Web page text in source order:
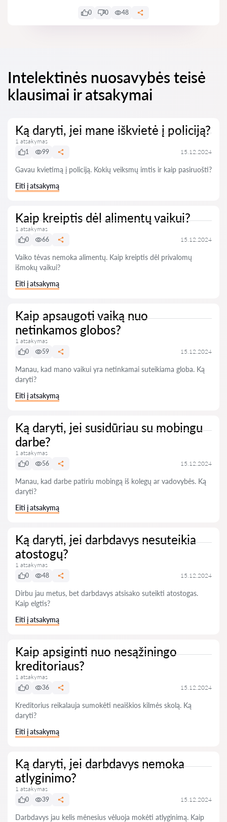
0 0 48
Intelektinės nuosavybės teisė
klausimai ir atsakymai
Ką daryti, jei mane iškvietė į policiją?
1 atsakymas
1
99 15.12.2024
Gavau kvietimą į policiją. Kokių veiksmų imtis ir kaip pasiruošti?
Eiti į atsakymą
Kaip kreiptis dėl alimentų vaikui?
1 atsakymas
0
66 15.12.2024
Vaiko tėvas nemoka alimentų. Kaip kreiptis dėl privalomų
išmokų vaikui?
Eiti į atsakymą
Kaip apsaugoti vaiką nuo
netinkamos globos?
1 atsakymas
0
59 15.12.2024
Manau, kad mano vaikui yra netinkamai suteikiama globa. Ką
daryti?
Eiti į atsakymą
Ką daryti, jei susidūriau su mobingu
darbe?
1 atsakymas
0
56 15.12.2024
Manau, kad darbe patiriu mobingą iš kolegų ar vadovybės. Ką
daryti?
Eiti į atsakymą
Ką daryti, jei darbdavys nesuteikia
atostogų?
1 atsakymas
0
48 15.12.2024
Dirbu jau metus, bet darbdavys atsisako suteikti atostogas.
Kaip elgtis?
Eiti į atsakymą
Kaip apsiginti nuo nesąžiningo
kreditoriaus?
1 atsakymas
0
36 15.12.2024
Kreditorius reikalauja sumokėti neaiškios kilmės skolą. Ką
daryti?
Eiti į atsakymą
Ką daryti, jei darbdavys nemoka
atlyginimo?
1 atsakymas
0
39 15.12.2024
Darbdavys jau kelis mėnesius vėluoja mokėti atlyginimą. Kaip